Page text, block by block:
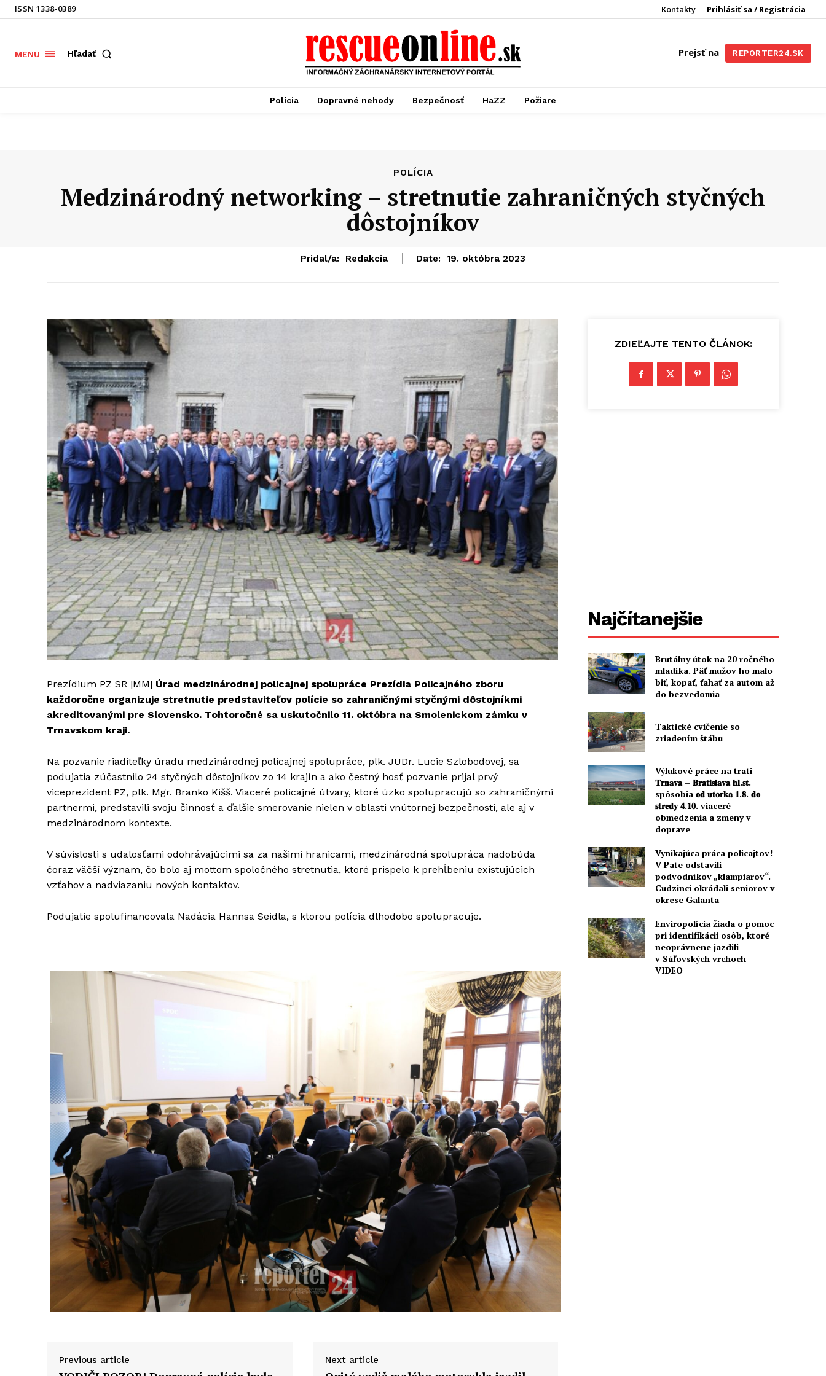
ISSN 1338-0389 Prihlásiť sa / Registrácia
Kontakty
MENU Hľadať Prejsť na REPORTER24.SK
Polícia Dopravné nehody Bezpečnosť HaZZ Požiare
POLÍCIA
Medzinárodný networking – stretnutie zahraničných styčných
dôstojníkov
Pridal/a: Redakcia Date: 19. októbra 2023
Prezídium PZ SR |MM| Úrad medzinárodnej policajnej spolupráce Prezídia Policajného zboru
každoročne organizuje stretnutie predstaviteľov polície so zahraničnými styčnými dôstojníkmi
akreditovanými pre Slovensko. Tohtoročné sa uskutočnilo 11. októbra na Smolenickom zámku v
Trnavskom kraji.
Na pozvanie riaditeľky úradu medzinárodnej policajnej spolupráce, plk. JUDr. Lucie Szlobodovej, sa
podujatia zúčastnilo 24 styčných dôstojníkov zo 14 krajín a ako čestný hosť pozvanie prijal prvý
viceprezident PZ, plk. Mgr. Branko Kišš. Viaceré policajné útvary, ktoré úzko spolupracujú so zahraničnými
partnermi, predstavili svoju činnosť a ďalšie smerovanie nielen v oblasti vnútornej bezpečnosti, ale aj v
medzinárodnom kontexte.
V súvislosti s udalosťami odohrávajúcimi sa za našimi hranicami, medzinárodná spolupráca nadobúda
čoraz väčší význam, čo bolo aj mottom spoločného stretnutia, ktoré prispelo k prehĺbeniu existujúcich
vzťahov a nadviazaniu nových kontaktov.
Podujatie spolufinancovala Nadácia Hannsa Seidla, s ktorou polícia dlhodobo spolupracuje.
Previous article Next article
ZDIEĽAJTE TENTO ČLÁNOK:
Najčítanejšie
Brutálny útok na 20 ročného
mladíka. Päť mužov ho malo
biť, kopať, ťahať za autom až
do bezvedomia
Taktické cvičenie so
zriadením štábu
Výlukové práce na trati
𝐓𝐫𝐧𝐚𝐯𝐚 – 𝐁𝐫𝐚𝐭𝐢𝐬𝐥𝐚𝐯𝐚 𝐡𝐥.𝐬𝐭.
spôsobia 𝐨𝐝 𝐮𝐭𝐨𝐫𝐤𝐚 𝟏.𝟖. 𝐝𝐨
𝐬𝐭𝐫𝐞𝐝𝐲 𝟒.𝟏𝟎. viaceré
obmedzenia a zmeny v
doprave
Vynikajúca práca policajtov!
V Pate odstavili
podvodníkov „klampiarov“.
Cudzinci okrádali seniorov v
okrese Galanta
Enviropolícia žiada o pomoc
pri identifikácii osôb, ktoré
neoprávnene jazdili
v Súľovských vrchoch –
VIDEO